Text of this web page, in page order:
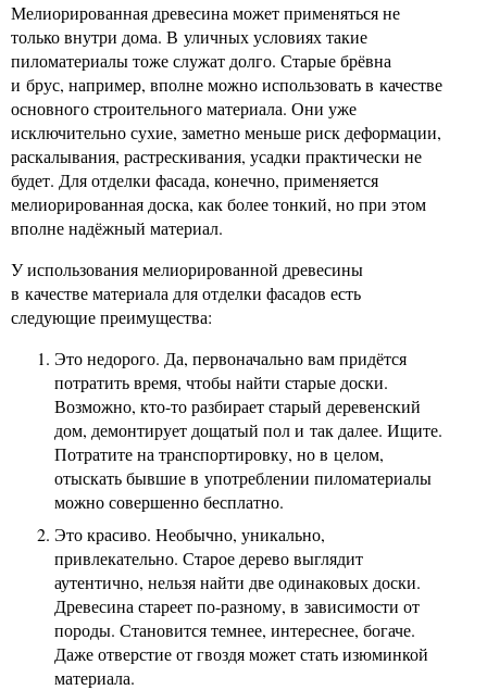
Мелиорированная древесина может применяться не
только внутри дома. В уличных условиях такие
пиломатериалы тоже служат долго. Старые брёвна
и брус, например, вполне можно использовать в качестве
основного строительного материала. Они уже
исключительно сухие, заметно меньше риск деформации,
раскалывания, растрескивания, усадки практически не
будет. Для отделки фасада, конечно, применяется
мелиорированная доска, как более тонкий, но при этом
вполне надёжный материал.
У использования мелиорированной древесины
в качестве материала для отделки фасадов есть
следующие преимущества:
Это недорого. Да, первоначально вам придётся
потратить время, чтобы найти старые доски.
Возможно, кто-то разбирает старый деревенский
дом, демонтирует дощатый пол и так далее. Ищите.
Потратите на транспортировку, но в целом,
отыскать бывшие в употреблении пиломатериалы
можно совершенно бесплатно.
Это красиво. Необычно, уникально,
привлекательно. Старое дерево выглядит
аутентично, нельзя найти две одинаковых доски.
Древесина стареет по-разному, в зависимости от
породы. Становится темнее, интереснее, богаче.
Даже отверстие от гвоздя может стать изюминкой
материала.